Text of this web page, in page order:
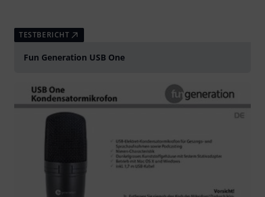
TESTBERICHT
Fun Generation USB One